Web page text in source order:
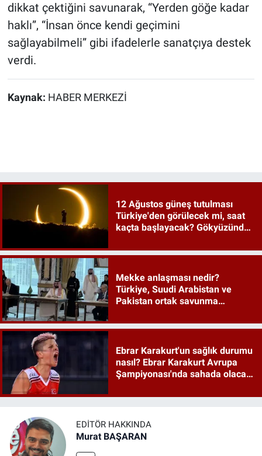
dikkat çektiğini savunarak, “Yerden göğe kadar
haklı”, “İnsan önce kendi geçimini
sağlayabilmeli” gibi ifadelerle sanatçıya destek
verdi.
Kaynak: HABER MERKEZİ
12 Ağustos güneş tutulması
Türkiye'den görülecek mi, saat
kaçta başlayacak? Gökyüzünde
Mekke anlaşması nedir?
Türkiye, Suudi Arabistan ve
Pakistan ortak savunma
Ebrar Karakurt'un sağlık durumu
nasıl? Ebrar Karakurt Avrupa
Şampiyonası'nda sahada olacak
EDITÖR HAKKINDA
Murat BAŞARAN